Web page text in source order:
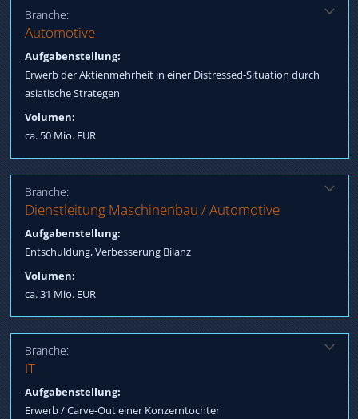
Branche:
Automotive
Aufgabenstellung:
Erwerb der Aktienmehrheit in einer Distressed-Situation durch
asiatische Strategen
Volumen:
ca. 50 Mio. EUR
Lösung:
Erwerb Verbindlichkeiten mehrerer Banken Debt-to-Equity Swap
Re-Funding Eigenkapital aus Asien
Branche:
Dienstleitung Maschinenbau / Automotive
Aufgabenstellung:
Entschuldung, Verbesserung Bilanz
Volumen:
ca. 31 Mio. EUR
Lösung:
Sale & Lease Back Gewerbeimmobilie
Branche:
IT
Aufgabenstellung:
Erwerb / Carve-Out einer Konzerntochter
Lösung:
Verhandlungsführung im Bieterverfahren, Einbindung
Management, Teilfinanzierung Kaufpreis durch lokale Banken mit